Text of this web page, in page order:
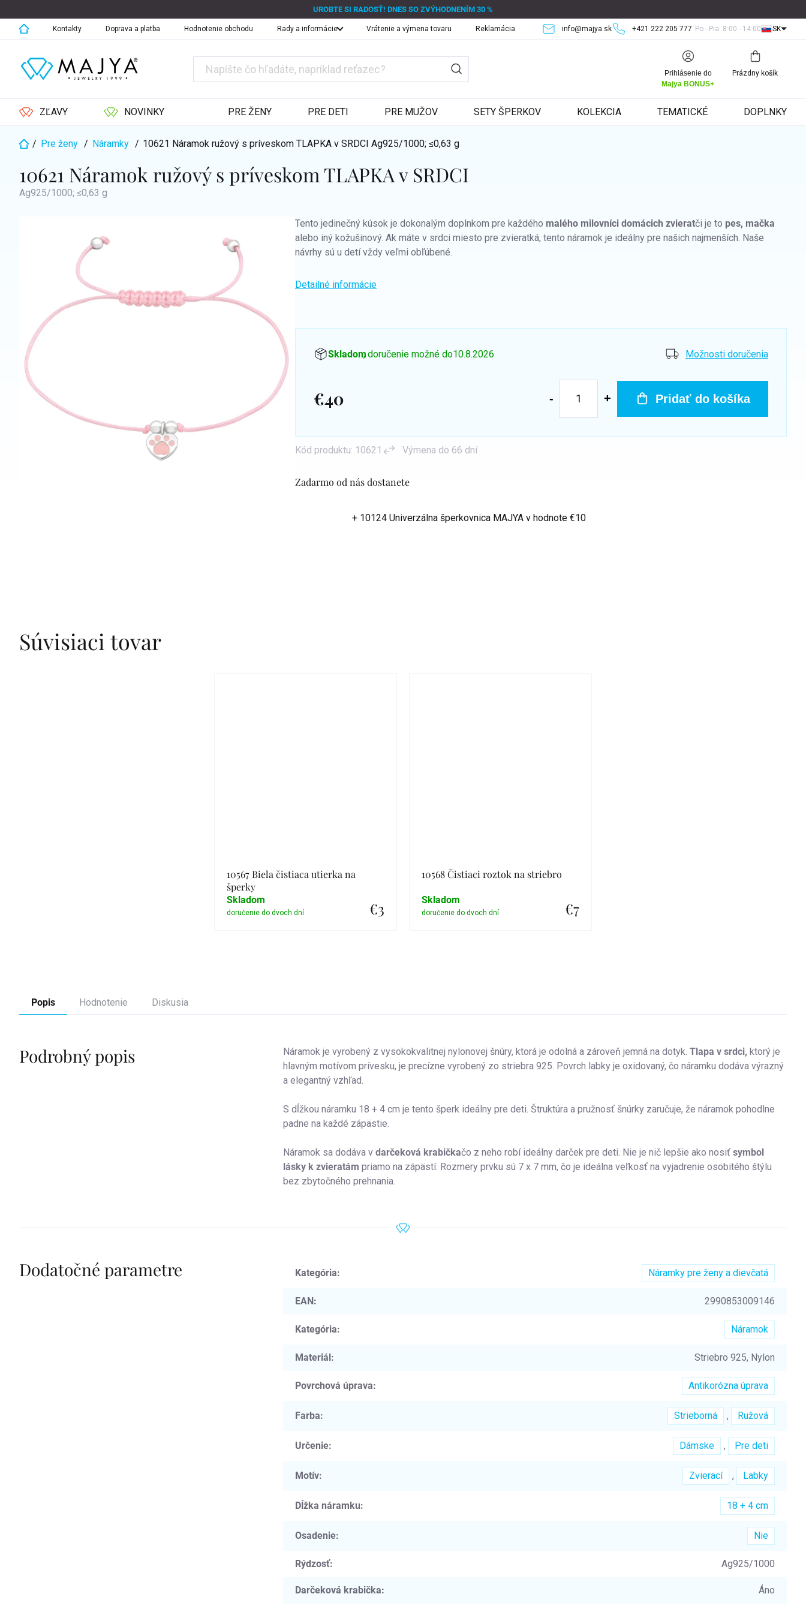
na
obsah
UROBTE SI RADOSŤ! DNES SO ZVÝHODNENÍM 30 %
+421 222 205 777 Po - Pia: 8:00 - 14:00
info@majya.sk
Kontakty Doprava a platba Hodnotenie obchodu Rady a informácie Vrátenie a výmena tovaru Reklamácia SK
Prihlásenie do
Majya BONUS+
Nákupný
košík
Prázdny košík
ZĽAVY NOVINKY PRE ŽENY PRE DETI PRE MUŽOV SETY ŠPERKOV KOLEKCIA TEMATICKÉ DOPLNKY
Domov
/ Pre ženy / Náramky / 10621 Náramok ružový s príveskom TLAPKA v SRDCIAg925/1000; ≤0,63 g
10621 Náramok ružový s príveskom TLAPKA v SRDCI
Ag925/1000; ≤0,63 g
Zadarmo od nás dostanete
+ 10124 Univerzálna šperkovnica MAJYA v hodnote €10
Tento jedinečný kúsok je dokonalým doplnkom pre každého malého milovníci domácich zvieratči je to pes, mačka
alebo iný kožušinový. Ak máte v srdci miesto pre zvieratká, tento náramok je ideálny pre našich najmenších. Naše
návrhy sú u detí vždy veľmi obľúbené.
Detailné informácie
Skladom, doručenie možné do10.8.2026 Možnosti doručenia
€40 Pridať do košíka
Kód produktu: 10621 Výmena do 66 dní
Súvisiaci tovar
10567 Biela čistiaca utierka na
šperky
€3
Skladom
10568 Čistiaci roztok na striebro
€7
Skladom
Popis Hodnotenie Diskusia
Podrobný popis Náramok je vyrobený z vysokokvalitnej nylonovej šnúry, ktorá je odolná a zároveň jemná na dotyk. Tlapa v srdci, ktorý je
hlavným motívom prívesku, je precízne vyrobený zo striebra 925. Povrch labky je oxidovaný, čo náramku dodáva výrazný
a elegantný vzhľad.
S dĺžkou náramku 18 + 4 cm je tento šperk ideálny pre deti. Štruktúra a pružnosť šnúrky zaručuje, že náramok pohodlne
padne na každé zápästie.
Náramok sa dodáva v darčeková krabičkačo z neho robí ideálny darček pre deti. Nie je nič lepšie ako nosiť symbol
lásky k zvieratám priamo na zápästí. Rozmery prvku sú 7 x 7 mm, čo je ideálna veľkosť na vyjadrenie osobitého štýlu
bez zbytočného prehnania.
Dodatočné parametre Kategória: Náramky pre ženy a dievčatá
EAN: 2990853009146
Kategória: Náramok
Materiál: Striebro 925, Nylon
Povrchová úprava: Antikorózna úprava
Farba: Strieborná , Ružová
Určenie: Dámske , Pre deti
Motív: Zvierací , Labky
Dĺžka náramku: 18 + 4 cm
Osadenie: Nie
Rýdzosť: Ag925/1000
Darčeková krabička: Áno